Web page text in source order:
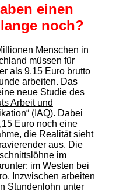
einen
noch?
Menschen in
müssen für
als 9,15 Euro brutto
arbeiten. Das
neue Studie des
Arbeit und
“ (IAQ). Dabei
Euro noch eine
die Realität sieht
aus. Die
im
im Westen bei
Inzwischen arbeiten
Stundenlohn unter